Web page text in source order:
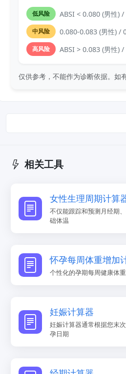
低风险 ABSI < 0.080 (男性)
中风险 0.080-0.083 (男性) /
高风险 ABSI > 0.083 (男性)
仅供参考，不能作为诊断依据。如
相关工具
女性生理周期计算
不仅能跟踪和预测月经期
础体温
怀孕每周体重增加
个性化的孕期每周健康体
妊娠计算器
妊娠计算器通常根据您末
孕日期